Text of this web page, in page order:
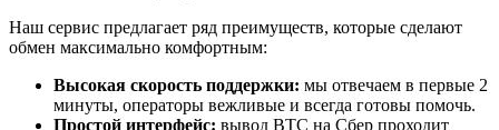
Наш сервис предлагает ряд преимуществ, которые сделают
обмен максимально комфортным:
Высокая скорость поддержки: мы отвечаем в первые 2
минуты, операторы вежливые и всегда готовы помочь.
Простой интерфейс: вывод BTC на Сбер проходит